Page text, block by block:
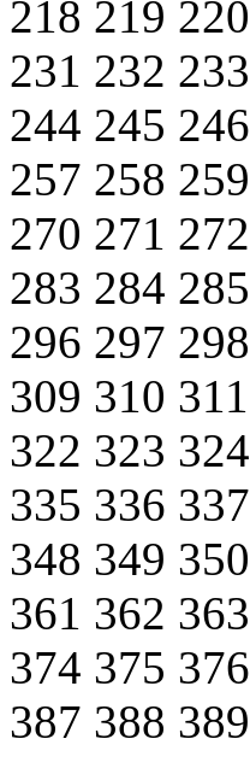
218 219 220
231 232 233
244 245 246
257 258 259
270 271 272
283 284 285
296 297 298
309 310 311
322 323 324
335 336 337
348 349 350
361 362 363
374 375 376
387 388 389